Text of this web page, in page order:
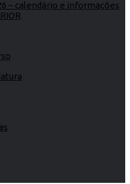
– calendário e informações